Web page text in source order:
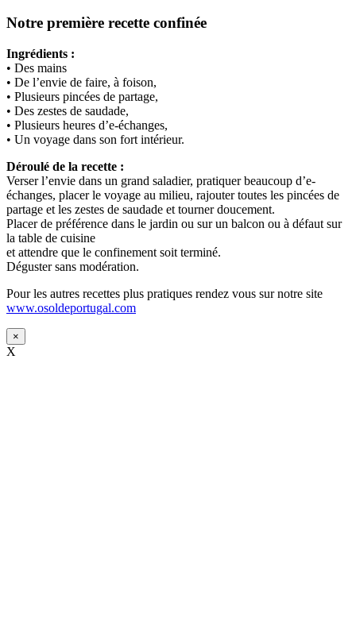
Notre première recette confinée
Ingrédients :
• Des mains
• De l’envie de faire, à foison,
• Plusieurs pincées de partage,
• Des zestes de saudade,
• Plusieurs heures d’e-échanges,
• Un voyage dans son fort intérieur.
Déroulé de la recette :
Verser l’envie dans un grand saladier, pratiquer beaucoup d’e-
échanges, placer le voyage au milieu, rajouter toutes les pincées de
partage et les zestes de saudade et tourner doucement.
Placer de préférence dans le jardin ou sur un balcon ou à défaut sur
la table de cuisine
et attendre que le confinement soit terminé.
Déguster sans modération.
Pour les autres recettes plus pratiques rendez vous sur notre site
www.osoldeportugal.com
×
X